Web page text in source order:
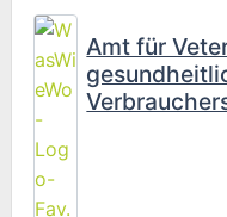
Amt für